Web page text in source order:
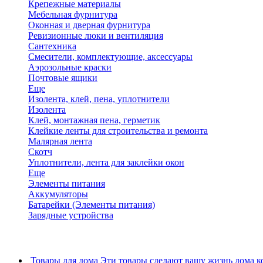
Крепежные материалы
Мебельная фурнитура
Оконная и дверная фурнитура
Ревизионные люки и вентиляция
Сантехника
Смесители, комплектующие, аксессуары
Аэрозольные краски
Почтовые ящики
Еще
Изолента, клей, пена, уплотнители
Изолента
Клей, монтажная пена, герметик
Клейкие ленты для строительства и ремонта
Малярная лента
Скотч
Уплотнители, лента для заклейки окон
Еще
Элементы питания
Аккумуляторы
Батарейки (Элементы питания)
Зарядные устройства
Товары для дома Эти товары сделают вашу жизнь дома